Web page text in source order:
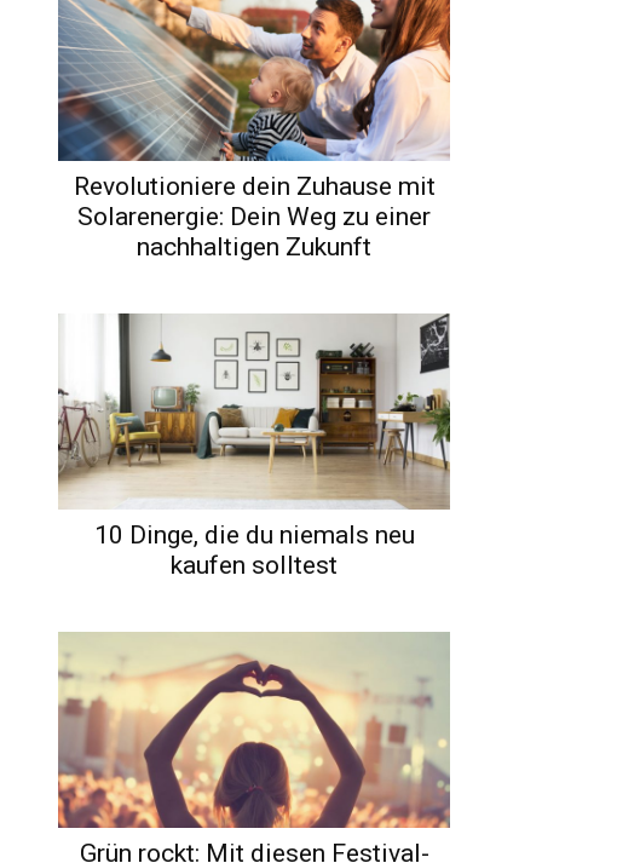
Revolutioniere dein Zuhause mit
Solarenergie: Dein Weg zu einer
nachhaltigen Zukunft
10 Dinge, die du niemals neu
kaufen solltest
Grün rockt: Mit diesen Festival-